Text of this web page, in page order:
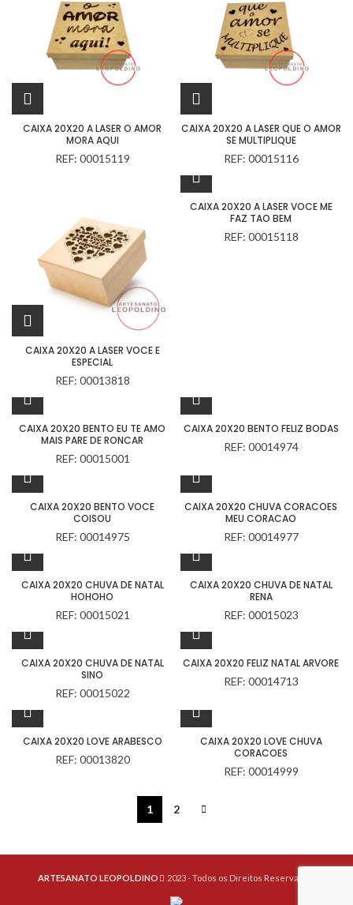
CAIXA 20X20 A LASER O AMOR
MORA AQUI
REF: 00015119
CAIXA 20X20 A LASER QUE O AMOR
SE MULTIPLIQUE
REF: 00015116
CAIXA 20X20 A LASER VOCE E
ESPECIAL
REF: 00013818
CAIXA 20X20 A LASER VOCE ME
FAZ TAO BEM
REF: 00015118
CAIXA 20X20 BENTO EU TE AMO
MAIS PARE DE RONCAR
REF: 00015001
CAIXA 20X20 BENTO FELIZ BODAS
REF: 00014974
CAIXA 20X20 BENTO VOCE
COISOU
REF: 00014975
CAIXA 20X20 CHUVA CORACOES
MEU CORACAO
REF: 00014977
CAIXA 20X20 CHUVA DE NATAL
HOHOHO
REF: 00015021
CAIXA 20X20 CHUVA DE NATAL
RENA
REF: 00015023
CAIXA 20X20 CHUVA DE NATAL
SINO
REF: 00015022
CAIXA 20X20 FELIZ NATAL ARVORE
REF: 00014713
CAIXA 20X20 LOVE ARABESCO
REF: 00013820
CAIXA 20X20 LOVE CHUVA
CORACOES
REF: 00014999
1 2
ARTESANATO LEOPOLDINO 2023 - Todos os Direitos Reservados.